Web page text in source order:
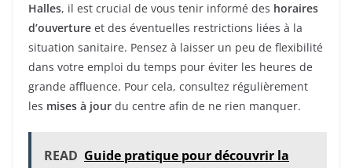
Halles, il est crucial de vous tenir informé des horaires
d’ouverture et des éventuelles restrictions liées à la
situation sanitaire. Pensez à laisser un peu de flexibilité
dans votre emploi du temps pour éviter les heures de
grande affluence. Pour cela, consultez régulièrement
les mises à jour du centre afin de ne rien manquer.
READ Guide pratique pour découvrir la